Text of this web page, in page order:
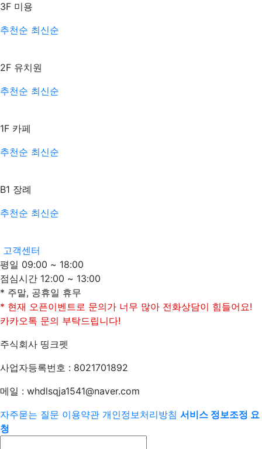
3F 미용
추천순 최신순
2F 유치원
추천순 최신순
1F 카페
추천순 최신순
B1 장례
추천순 최신순
고객센터
평일 09:00 ~ 18:00
점심시간 12:00 ~ 13:00
* 주말, 공휴일 휴무
* 현재 오픈이벤트로 문의가 너무 많아 전화상담이 힘들어요!
카카오톡 문의 부탁드립니다!
주식회사 띵크펫
사업자등록번호 : 8021701892
메일 : whdlsqja1541@naver.com
자주묻는 질문 이용약관 개인정보처리방침 서비스 정보조정 요
청